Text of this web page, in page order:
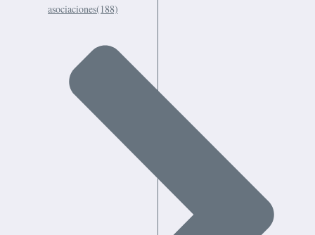
asociaciones(188)